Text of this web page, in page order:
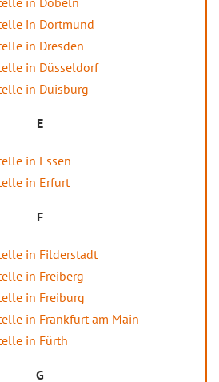
in Dortmund
in Dresden
in Düsseldorf
in Duisburg
E
in Essen
in Erfurt
F
in Filderstadt
in Freiberg
in Freiburg
in Frankfurt am Main
in Fürth
G